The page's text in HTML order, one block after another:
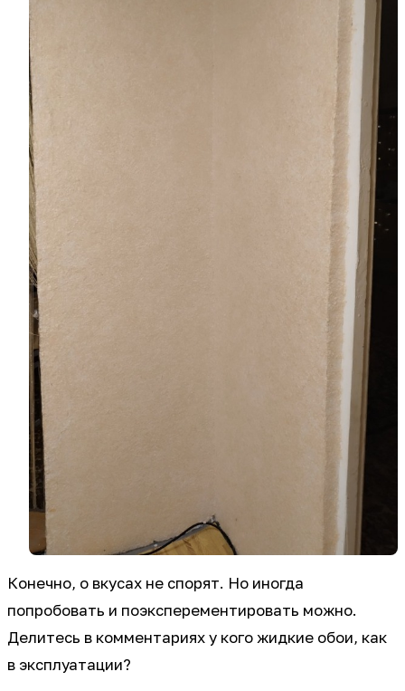
Конечно, о вкусах не спорят. Но иногда
попробовать и поэксперементировать можно.
Делитесь в комментариях у кого жидкие обои, как
в эксплуатации?